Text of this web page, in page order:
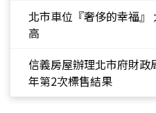
北市車位『奢侈的幸福
高
信義房屋辦理北市府財
年第2次標售結果